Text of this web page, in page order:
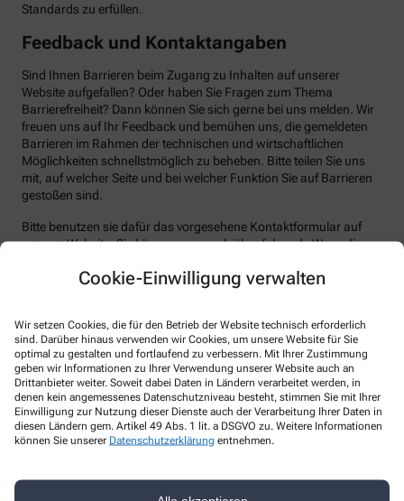
Cookie-Einwilligung verwalten
Wir setzen Cookies, die für den Betrieb der Website technisch erforderlich
sind. Darüber hinaus verwenden wir Cookies, um unsere Website für Sie
optimal zu gestalten und fortlaufend zu verbessern. Mit Ihrer Zustimmung
geben wir Informationen zu Ihrer Verwendung unserer Website auch an
Drittanbieter weiter. Soweit dabei Daten in Ländern verarbeitet werden, in
denen kein angemessenes Datenschutzniveau besteht, stimmen Sie mit Ihrer
Einwilligung zur Nutzung dieser Dienste auch der Verarbeitung Ihrer Daten in
diesen Ländern gem. Artikel 49 Abs. 1 lit. a DSGVO zu. Weitere Informationen
können Sie unserer Datenschutzerklärung entnehmen.
Standards zu erfüllen.
Feedback und Kontaktangaben
Sind Ihnen Barrieren beim Zugang zu Inhalten auf unserer
Website aufgefallen? Oder haben Sie Fragen zum Thema
Barrierefreiheit? Dann können Sie sich gerne bei uns melden. Wir
freuen uns auf Ihr Feedback und bemühen uns, die gemeldeten
Barrieren im Rahmen der technischen und wirtschaftlichen
Möglichkeiten schnellstmöglich zu beheben. Bitte teilen Sie uns
mit, auf welcher Seite und bei welcher Funktion Sie auf Barrieren
gestoßen sind.
Bitte benutzen sie dafür das vorgesehene Kontaktformular auf
unserer Website. Sie können uns auch über folgende Wege die
E-Mail: info@zedern-apotheke.de
Telefon: +49-228/23 31 70
Telefax: +49-228/53 08 70
Postanschrift: Rheinweg 159 53129 Bonn
Durchsetzungsverfahren und
Marktüberwachungsbehörde